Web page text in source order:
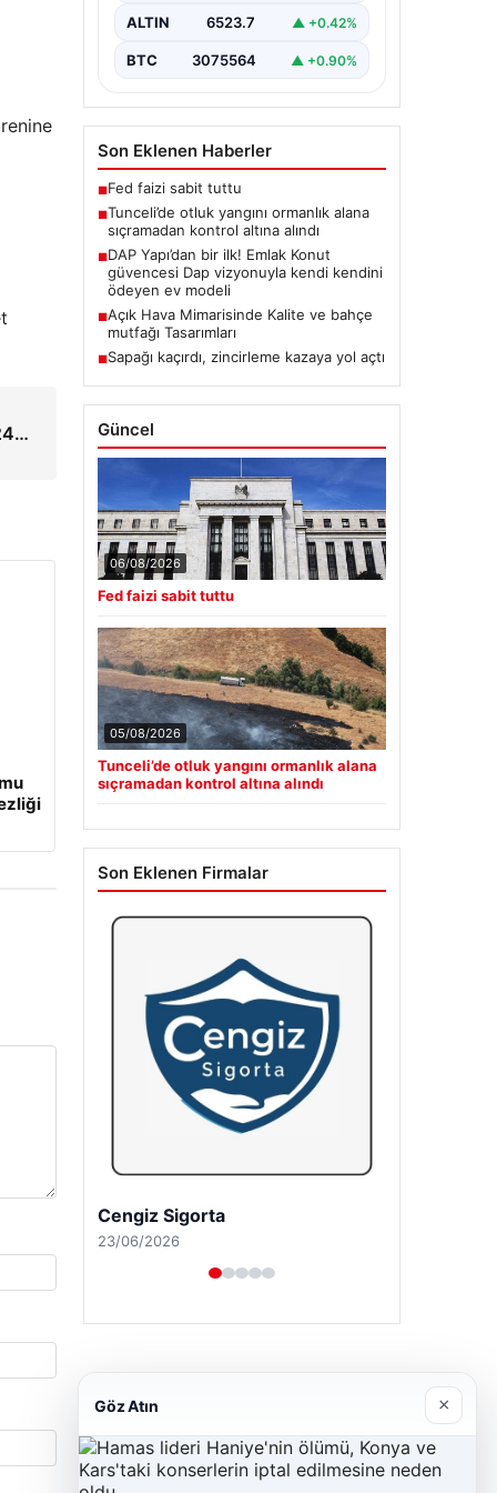
belirlenemeyen bir nedenle…
ALTIN 6523.7 ▲ +0.42%
BTC 3075564 ▲ +0.90%
Son Eklenen Haberler
■Fed faizi sabit tuttu
■Tunceli’de otluk yangını ormanlık alana
sıçramadan kontrol altına alındı
■DAP Yapı’dan bir ilk! Emlak Konut
güvencesi Dap vizyonuyla kendi kendini
ödeyen ev modeli
■Açık Hava Mimarisinde Kalite ve bahçe
mutfağı Tasarımları
■Sapağı kaçırdı, zincirleme kazaya yol açtı
Güncel
06/08/2026
Fed faizi sabit tuttu
05/08/2026
Tunceli’de otluk yangını ormanlık alana
sıçramadan kontrol altına alındı
Son Eklenen Firmalar
Cengiz Sigorta
23/06/2026
Göz Atın ×